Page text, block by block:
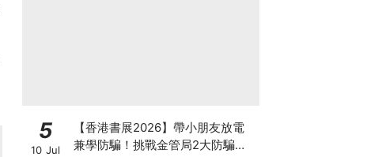
5
10 Jul
【香港書展2026】帶小朋友放電
兼學防騙！挑戰金管局2大防騙遊